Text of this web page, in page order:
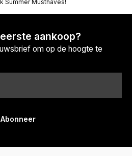
Summer Musthaves!
aankoop?
om op de hoogte te
Abonneer